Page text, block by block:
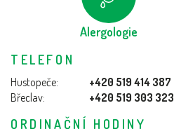
Alergologie
TELEFON
Hustopeče:
+420 519 414 387
Břeclav:
+420 519 303 323
ORDINAČNÍ HODINY